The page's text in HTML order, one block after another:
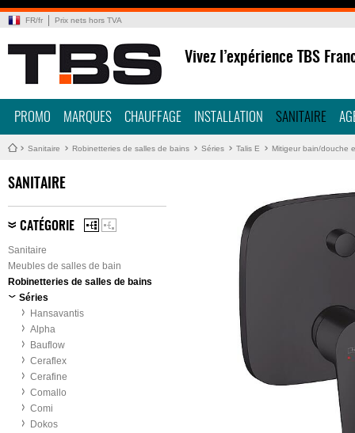
FR/fr Prix nets hors TVA
Vivez l’expérience TBS
PROMO MARQUES CHAUFFAGE INSTALLATION SANITAIRE
Sanitaire Robinetteries de salles de bains Séries Talis E Mitigeur bain/douche
SANITAIRE
CATÉGORIE
Sanitaire
Meubles de salles de bain
Robinetteries de salles de bains
Séries
Hansavantis
Alpha
Bauflow
Ceraflex
Cerafine
Comallo
Comi
Dokos